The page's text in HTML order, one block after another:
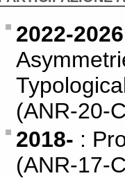
2022-2026
(ANR-20-
2018- :
(ANR-17-